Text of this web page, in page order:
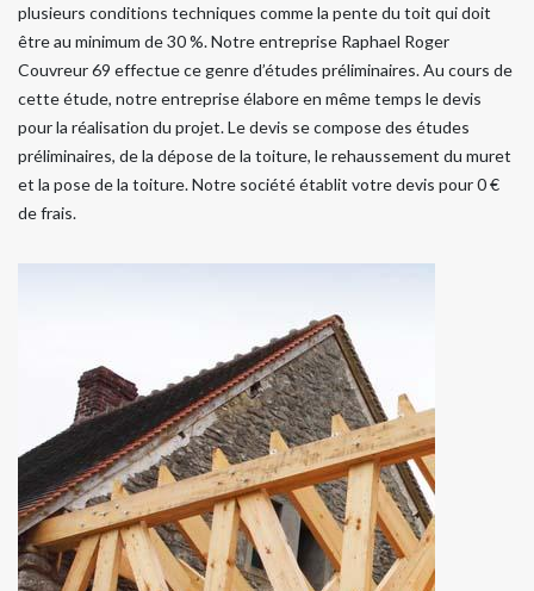
plusieurs conditions techniques comme la pente du toit qui doit
être au minimum de 30 %. Notre entreprise Raphael Roger
Couvreur 69 effectue ce genre d’études préliminaires. Au cours de
cette étude, notre entreprise élabore en même temps le devis
pour la réalisation du projet. Le devis se compose des études
préliminaires, de la dépose de la toiture, le rehaussement du muret
et la pose de la toiture. Notre société établit votre devis pour 0 €
de frais.